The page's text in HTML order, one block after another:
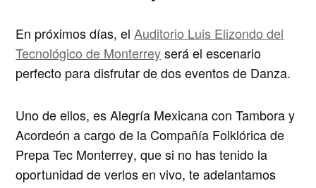
En próximos días, elAuditorio Luis Elizondo del
Tecnológico de Monterreyserá el escenario
perfecto para disfrutar de dos eventos de Danza.
Uno de ellos, esAlegría Mexicana con Tambora y
Acordeón a cargo de laCompañía Folklórica de
Prepa Tec Monterrey, que si no has tenido la
oportunidad de verlos en vivo, te adelantamos